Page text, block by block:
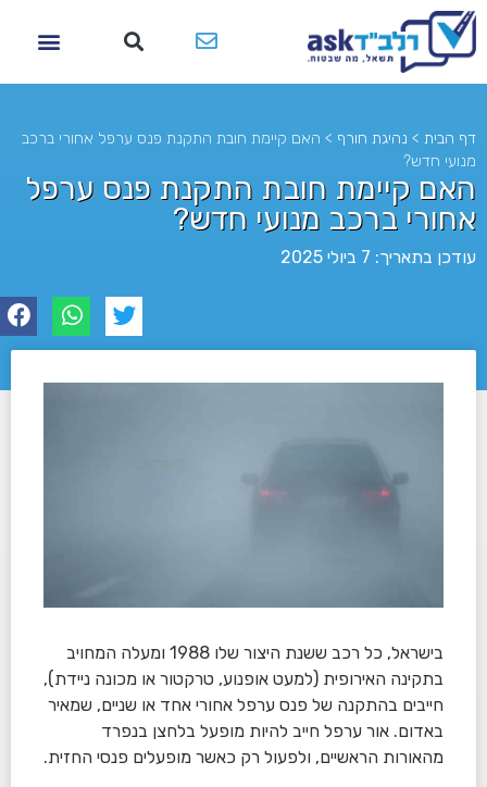
דף הבית > נהיגת חורף > האם קיימת חובת התקנת פנס ערפל אחורי ברכב
מנועי חדש?
האם קיימת חובת התקנת פנס ערפל
אחורי ברכב מנועי חדש?
עודכן בתאריך: 7 ביולי 2025
בישראל, כל רכב ששנת היצור שלו 1988 ומעלה המחויב
בתקינה האירופית (למעט אופנוע, טרקטור או מכונה ניידת),
חייבים בהתקנה של פנס ערפל אחורי אחד או שניים, שמאיר
באדום. אור ערפל חייב להיות מופעל בלחצן בנפרד
מהאורות הראשיים, ולפעול רק כאשר מופעלים פנסי החזית.